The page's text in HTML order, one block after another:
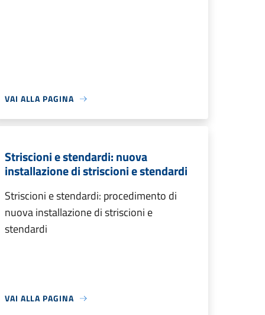
VAI ALLA PAGINA
Striscioni e stendardi: nuova
installazione di striscioni e stendardi
Striscioni e stendardi: procedimento di
nuova installazione di striscioni e
stendardi
VAI ALLA PAGINA